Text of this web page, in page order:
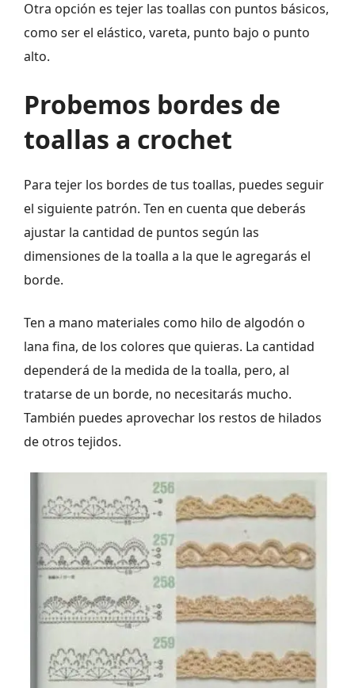
Otra opción es tejer las toallas con puntos básicos,
como ser el elástico, vareta, punto bajo o punto
alto.
Probemos bordes de
toallas a crochet
Para tejer los bordes de tus toallas, puedes seguir
el siguiente patrón. Ten en cuenta que deberás
ajustar la cantidad de puntos según las
dimensiones de la toalla a la que le agregarás el
borde.
Ten a mano materiales como hilo de algodón o
lana fina, de los colores que quieras. La cantidad
dependerá de la medida de la toalla, pero, al
tratarse de un borde, no necesitarás mucho.
También puedes aprovechar los restos de hilados
de otros tejidos.